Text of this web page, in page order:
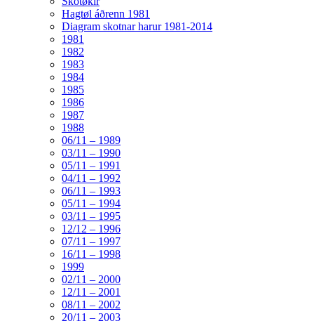
Hagtøl áðrenn 1981
Diagram skotnar harur 1981-2014
1981
1982
1983
1984
1985
1986
1987
1988
06/11 – 1989
03/11 – 1990
05/11 – 1991
04/11 – 1992
06/11 – 1993
05/11 – 1994
03/11 – 1995
12/12 – 1996
07/11 – 1997
16/11 – 1998
1999
02/11 – 2000
12/11 – 2001
08/11 – 2002
20/11 – 2003